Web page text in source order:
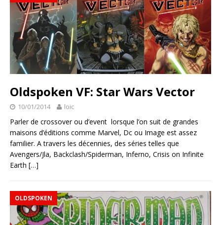
Oldspoken VF: Star Wars Vector
10/01/2014 loic
Parler de crossover ou d’event lorsque l’on suit de grandes
maisons d’éditions comme Marvel, Dc ou Image est assez
familier. A travers les décennies, des séries telles que
Avengers/Jla, Backclash/Spiderman, Inferno, Crisis on Infinite
Earth […]
OLDSPOKEN